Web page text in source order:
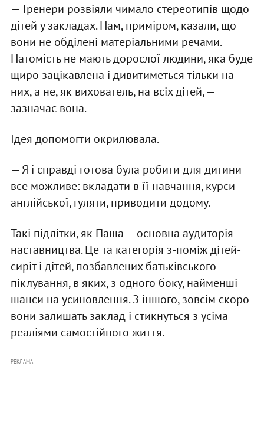
— Тренери розвіяли чимало стереотипів щодо
дітей у закладах. Нам, приміром, казали, що
вони не обділені матеріальними речами.
Натомість не мають дорослої людини, яка буде
щиро зацікавлена і дивитиметься тільки на
них, а не, як вихователь, на всіх дітей, —
зазначає вона.
Ідея допомогти окрилювала.
— Я і справді готова була робити для дитини
все можливе: вкладати в її навчання, курси
англійської, гуляти, приводити додому.
Такі підлітки, як Паша — основна аудиторія
наставництва. Це та категорія з-поміж дітей-
сиріт і дітей, позбавлених батьківського
піклування, в яких, з одного боку, найменші
шанси на усиновлення. З іншого, зовсім скоро
вони залишать заклад і стикнуться з усіма
реаліями самостійного життя.
РЕКЛАМА